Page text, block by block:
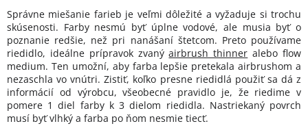
Správne miešanie farieb je veľmi dôležité a vyžaduje si trochu
skúsenosti. Farby nesmú byť úplne vodové, ale musia byť o
poznanie redšie, než pri nanášaní štetcom. Preto používame
riedidlo, ideálne prípravok zvanýairbrush thinner alebo flow
medium. Ten umožní, aby farba lepšie pretekala airbrushom a
nezaschla vo vnútri. Zistiť, koľko presne riedidlá použiť sa dá z
informácií od výrobcu, všeobecné pravidlo je, že riedime v
pomere 1 diel farby k 3 dielom riedidla. Nastriekaný povrch
musí byť vlhký a farba po ňom nesmie tiecť.